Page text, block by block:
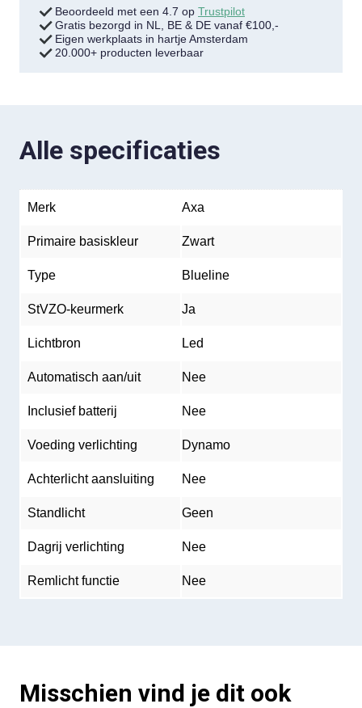
Beoordeeld met een 4.7 op Trustpilot
Gratis bezorgd in NL, BE & DE vanaf €100,-
Eigen werkplaats in hartje Amsterdam
20.000+ producten leverbaar
Alle specificaties
Merk Axa
Primaire basiskleur Zwart
Type Blueline
StVZO-keurmerk Ja
Lichtbron Led
Automatisch aan/uit Nee
Inclusief batterij Nee
Voeding verlichting Dynamo
Achterlicht aansluiting Nee
Standlicht Geen
Dagrij verlichting Nee
Remlicht functie Nee
Misschien vind je dit ook